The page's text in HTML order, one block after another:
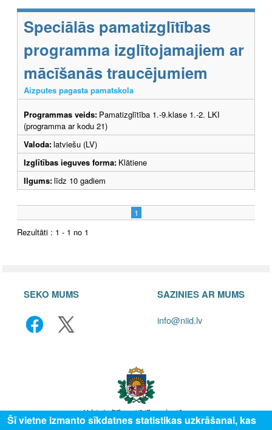
Speciālās pamatizglītības
programma izglītojamajiem ar
mācīšanās traucējumiem
Aizputes pagasta pamatskola
Programmas veids: Pamatizglītība 1.-9.klase 1.-2. LKI
(programma ar kodu 21)
Valoda:latviešu (LV)
Izglītības ieguves forma: Klātiene
Ilgums:līdz 10 gadiem
1
Rezultāti : 1 - 1 no 1
SEKO MUMS SAZINIES AR MUMS
info@niid.lv
Šī vietne izmanto sīkdatnes statistikas uzkrāšanai, kas